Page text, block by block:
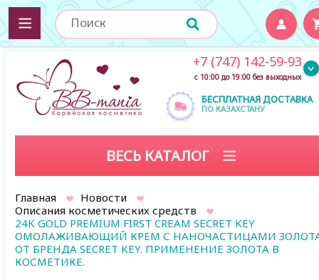
БЕСПЛАТНАЯ ДОСТАВКА
ПО КАЗАХСТАНУ
+7 (747) 142-59-93
с 10:00 до 19:00 без выходных
ВЕСЬ КАТАЛОГ
Главная
Новости
Описания косметических средств
24K GOLD PREMIUM FIRST CREAM SECRET KEY
ОМОЛАЖИВАЮЩИЙ КРЕМ С НАНОЧАСТИЦАМИ
ОТ БРЕНДА SECRET KEY. ПРИМЕНЕНИЕ ЗОЛОТА В
КОСМЕТИКЕ.